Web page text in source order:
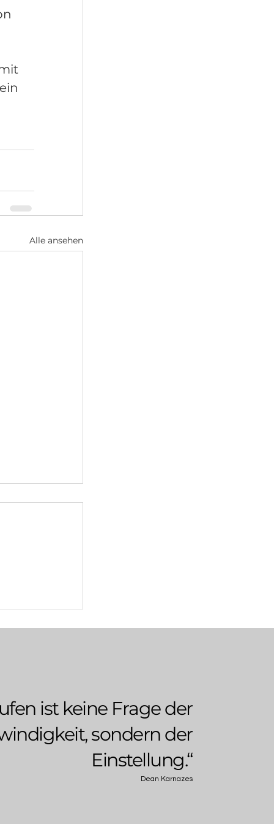
Alle ansehen
ist keine Frage der
sondern der
Einstellung.“
Dean Karnazes